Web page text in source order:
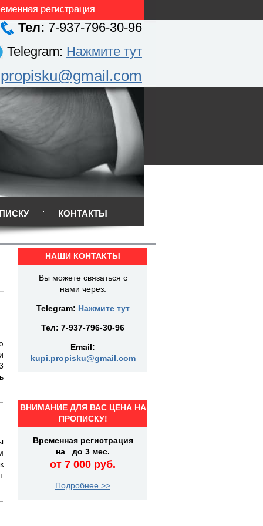
Тел: 7-937-796-30-96
Telegram: Нажмите тут
КОНТАКТЫ
НАШИ КОНТАКТЫ
Вы можете связаться с
нами через:
Telegram: Нажмите тут
Тел: 7-937-796-30-96
Email:
kupi.propisku@gmail.com
ВНИМАНИЕ ДЛЯ ВАС ЦЕНА НА
ПРОПИСКУ!
Временная регистрация
на до 3 мес.
от 7 000 руб.
Подробнее >>